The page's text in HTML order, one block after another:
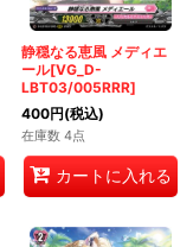
静穏なる恵風 メディエ
ール[VG_D-
LBT03/005RRR]
400円(税込)
在庫数 4点
カートに入れる